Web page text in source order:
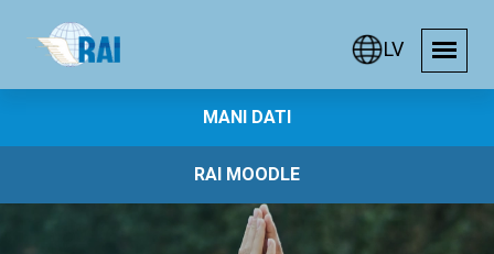
LV
MANI DATI
RAI MOODLE